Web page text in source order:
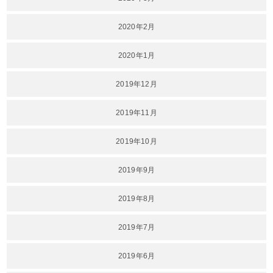
2020年2月
2020年1月
2019年12月
2019年11月
2019年10月
2019年9月
2019年8月
2019年7月
2019年6月